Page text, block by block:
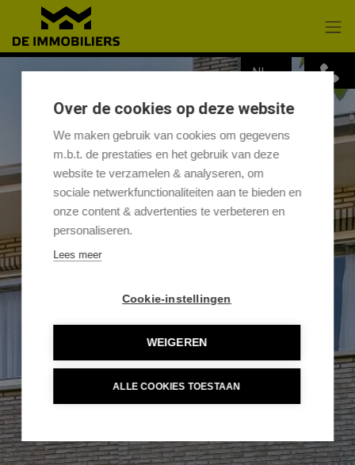
Menu overslaan en naar de inhoud gaan
NL
Over de cookies op deze website
We maken gebruik van cookies om gegevens
m.b.t. de prestaties en het gebruik van deze
website te verzamelen & analyseren, om
sociale netwerkfunctionaliteiten aan te bieden en
onze content & advertenties te verbeteren en
personaliseren.
Lees meer
Cookie-instellingen
WEIGEREN
ALLE COOKIES TOESTAAN